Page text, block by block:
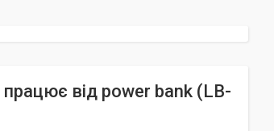
від power bank (LB-